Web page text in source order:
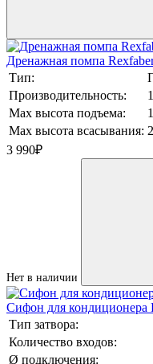
Дренажная помпа
Тип:
Производительность:
Max высота подъема:
Max высота всасывания:
3 990₽
Нет в наличии
Сифон для кондиционера
Тип затвора:
Количество входов:
Ø подключения: